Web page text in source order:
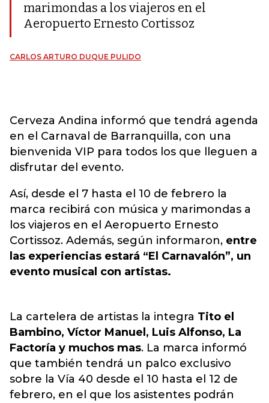
marimondas a los viajeros en el
Aeropuerto Ernesto Cortissoz
CARLOS ARTURO DUQUE PULIDO
Cerveza Andina informó que tendrá agenda
en el Carnaval de Barranquilla, con una
bienvenida VIP para todos los que lleguen a
disfrutar del evento.
Así, desde el 7 hasta el 10 de febrero la
marca recibirá con música y marimondas a
los viajeros en el Aeropuerto Ernesto
Cortissoz. Además, según informaron, entre
las experiencias estará “El Carnavalón”, un
evento musical con artistas.
La cartelera de artistas la integra Tito el
Bambino, Víctor Manuel, Luis Alfonso, La
Factoría y muchos mas. La marca informó
que también tendrá un palco exclusivo
sobre la Vía 40 desde el 10 hasta el 12 de
febrero, en el que los asistentes podrán